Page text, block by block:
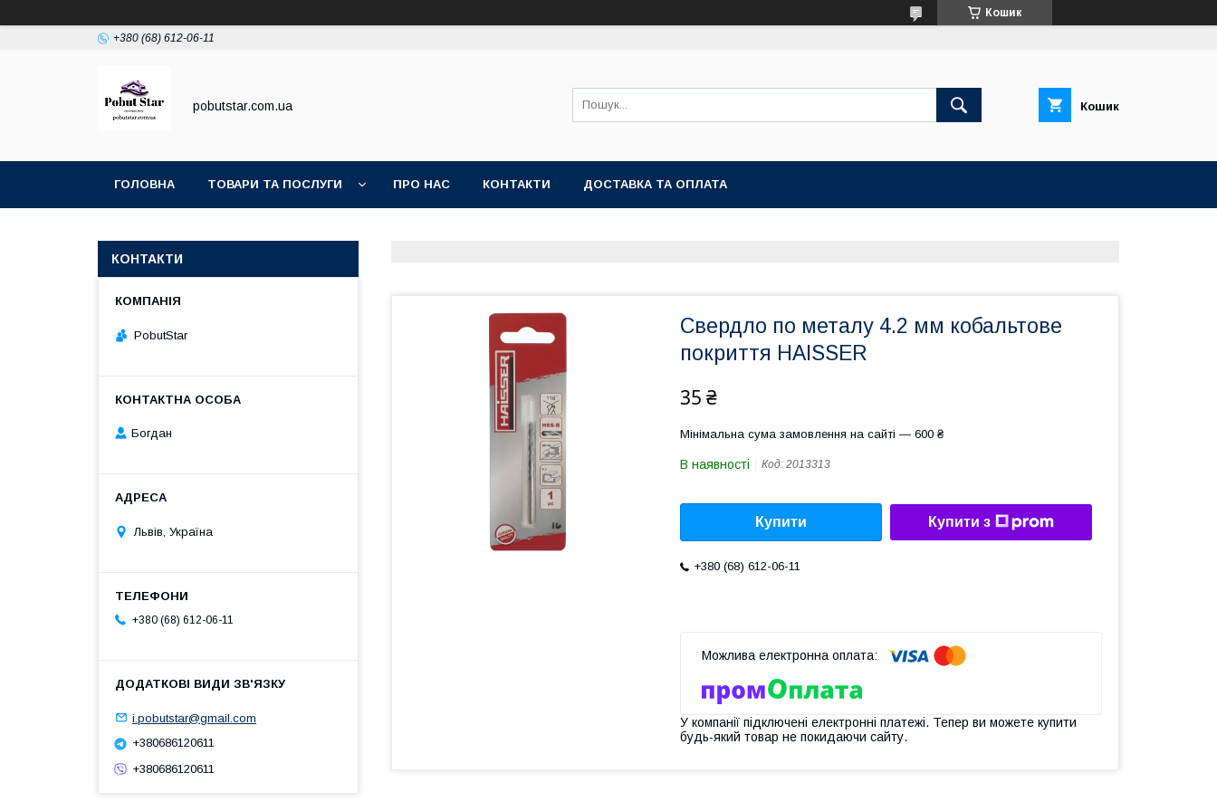
Кошик
+380 (68) 612-06-11
pobutstar.com.ua Кошик
ГОЛОВНА ТОВАРИ ТА ПОСЛУГИ ПРО НАС КОНТАКТИ ДОСТАВКА ТА ОПЛАТА
Свердло по металу 4.2 мм кобальтове
покриття HAISSER
35 ₴
Мінімальна сума замовлення на сайті — 600 ₴
В наявності Код: 2013313
Купити Купити з
+380 (68) 612-06-11
У компанії підключені електронні платежі. Тепер ви можете купити
будь-який товар не покидаючи сайту.
КОНТАКТИ
PobutStar
Богдан
Львів, Україна
+380 (68) 612-06-11
i.pobutstar@gmail.com
+380686120611
+380686120611